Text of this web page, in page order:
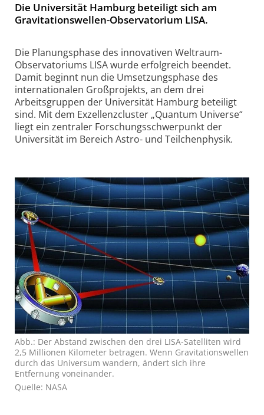
Die Universität Hamburg beteiligt sich am
Gravitationswellen-Observatorium LISA.
Die Planungsphase des innovativen Weltraum-
Observatoriums LISA wurde erfolgreich beendet.
Damit beginnt nun die Umsetzungsphase des
internationalen Großprojekts, an dem drei
Arbeitsgruppen der Universität Hamburg beteiligt
sind. Mit dem Exzellenzcluster „Quantum Universe“
liegt ein zentraler Forschungsschwerpunkt der
Universität im Bereich Astro- und Teilchenphysik.
Abb.: Der Abstand zwischen den drei LISA-Satelliten wird
2,5 Millionen Kilometer betragen. Wenn Gravitationswellen
durch das Universum wandern, ändert sich ihre
Entfernung voneinander.
Quelle: NASA